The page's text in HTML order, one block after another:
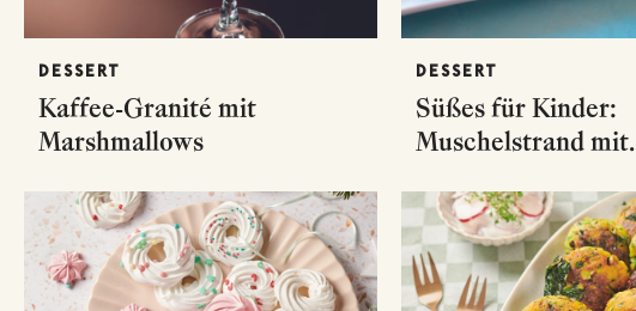
DESSERT
Kaffee-Granité mit
Marshmallows
DESSERT
Süßes für Kinder:
Muschelstrand mit